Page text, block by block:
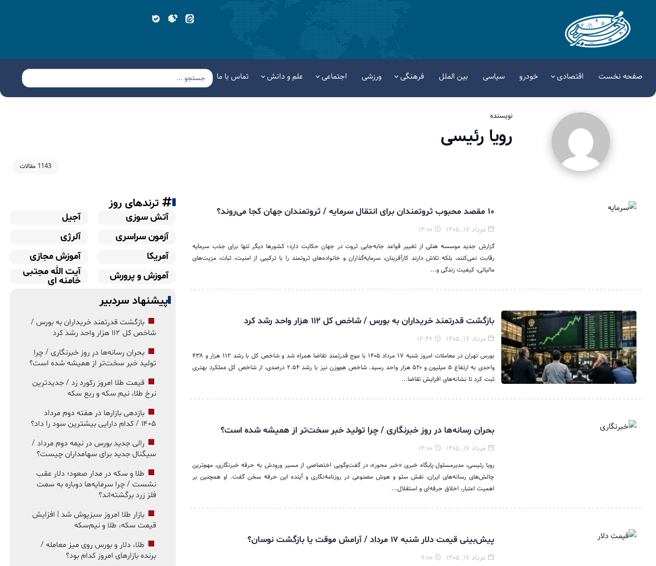
صفحه نخست اقتصادی خودرو سیاسی بین الملل فرهنگی ورزشی اجتماعی علم و دانش تماس با ما
نویسنده
رویا رئیسی
1143 مقالات
۱۰ مقصد محبوب ثروتمندان برای انتقال سرمایه / ثروتمندان جهان کجا می‌روند؟
مرداد ۱۷, ۱۴۰۵
گزارش جدید موسسه هنلی از تغییر قواعد جابه‌جایی ثروت در جهان حکایت دارد؛ کشورها دیگر تنها برای جذب سرمایه
رقابت نمی‌کنند، بلکه تلاش دارند کارآفرینان، سرمایه‌گذاران و خانواده‌های ثروتمند را با ترکیبی از امنیت، ثبات، مزیت‌های
مالیاتی، کیفیت زندگی و...
بازگشت قدرتمند خریداران به بورس / شاخص کل ۱۱۲ هزار واحد رشد کرد
مرداد ۱۷, ۱۴۰۵
بورس تهران در معاملات امروز شنبه ۱۷ مرداد ۱۴۰۵ با موج قدرتمند تقاضا همراه شد و شاخص کل با رشد ۱۱۲ هزار و ۴۳۸
واحدی به ارتفاع ۵ میلیون و ۵۲۰ هزار واحد رسید. شاخص هم‌وزن نیز با رشد ۲.۵۴ درصدی، از شاخص کل عملکرد بهتری
ثبت کرد تا نشانه‌های افزایش تقاضا...
بحران رسانه‌ها در روز خبرنگاری / چرا تولید خبر سخت‌تر از همیشه شده است؟
مرداد ۱۷, ۱۴۰۵
رویا رئیسی، مدیرمسئول پایگاه خبری «خبر محور»، در گفت‌وگویی اختصاصی از مسیر ورودش به حرفه خبرنگاری، مهم‌ترین
چالش‌های رسانه‌های ایران، نقش سئو و هوش مصنوعی در روزنامه‌نگاری و آینده این حرفه سخن گفت. او همچنین بر
اهمیت اعتبار، اخلاق حرفه‌ای و استقلال...
پیش‌بینی قیمت دلار شنبه ۱۷ مرداد / آرامش موقت یا بازگشت نوسان؟
مرداد ۱۷, ۱۴۰۵
ترندهای روز
آتش سوزی
آجیل
آزمون سراسری
آلرژی
آمریکا
آموزش مجازی
آموزش و پرورش
آیت الله مجتبی
خامنه ای
پیشنهاد سردبیر
بازگشت قدرتمند خریداران به بورس /
شاخص کل ۱۱۲ هزار واحد رشد کرد
بحران رسانه‌ها در روز خبرنگاری / چرا
تولید خبر سخت‌تر از همیشه شده است؟
قیمت طلا امروز رکورد زد / جدیدترین
نرخ طلا، نیم سکه و ربع سکه
بازدهی بازارها در هفته دوم مرداد
۱۴۰۵ / کدام دارایی بیشترین سود را داد؟
رالی جدید بورس در نیمه دوم مرداد /
سیگنال جدید برای سهامداران چیست؟
طلا و سکه در مدار صعود؛ دلار عقب
نشست / چرا سرمایه‌ها دوباره به سمت
فلز زرد برگشته‌اند؟
بازار طلا امروز سبزپوش شد | افزایش
قیمت سکه، طلا و نیم‌سکه
طلا، دلار و بورس روی میز معامله /
برنده بازارهای امروز کدام بود؟